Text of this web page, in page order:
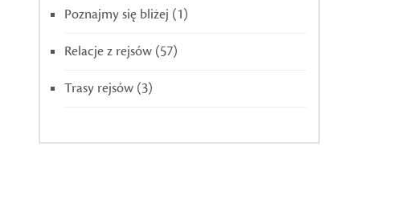
Poznajmy się bliżej (1)
Relacje z rejsów (57)
Trasy rejsów (3)